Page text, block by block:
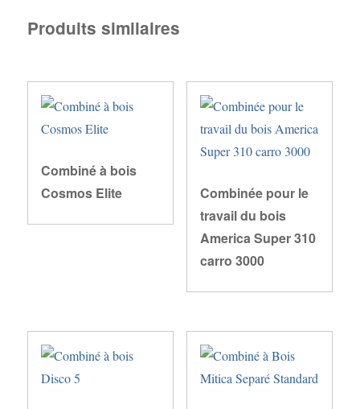
Produits similaires
Combiné à bois
Cosmos Elite
Combinée pour le
travail du bois
America Super 310
carro 3000